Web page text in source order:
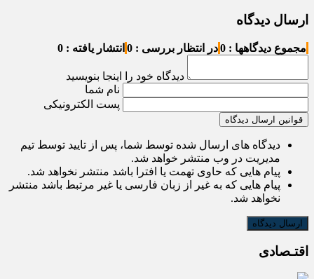
ارسال دیدگاه
مجموع دیدگاهها : 0 در انتظار بررسی : 0 انتشار یافته : 0
دیدگاه خود را اینجا بنویسید
نام شما
پست الکترونیکی
قوانین ارسال دیدگاه
دیدگاه های ارسال شده توسط شما، پس از تایید توسط تیم
مدیریت در وب منتشر خواهد شد.
پیام هایی که حاوی تهمت یا افترا باشد منتشر نخواهد شد.
پیام هایی که به غیر از زبان فارسی یا غیر مرتبط باشد منتشر
نخواهد شد.
اقتـصادی